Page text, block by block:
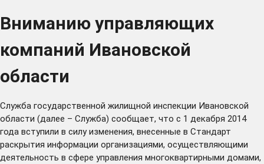
Вниманию управляющих
компаний Ивановской
области
Служба государственной жилищной инспекции Ивановской
области (далее – Служба) сообщает, что с 1 декабря 2014
года вступили в силу изменения, внесенные в Стандарт
раскрытия информации организациями, осуществляющими
деятельность в сфере управления многоквартирными домами,